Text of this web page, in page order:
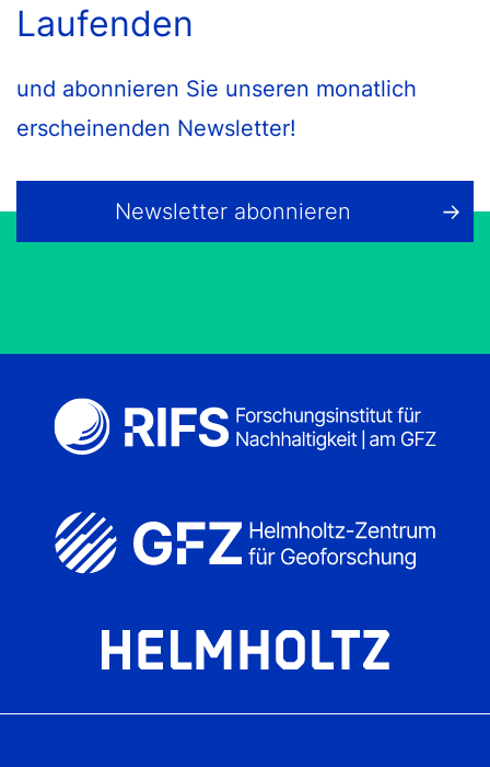
Laufenden
und abonnieren Sie unseren monatlich
erscheinenden Newsletter!
Newsletter abonnieren